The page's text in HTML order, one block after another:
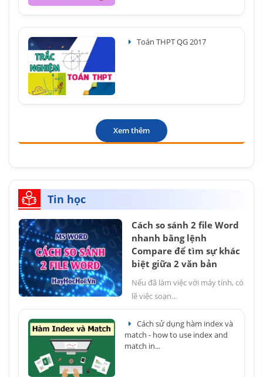
Toán THPT QG 2017
Xem thêm
Tin học
Cách so sánh 2 file Word
nhanh bằng lệnh
Compare để tìm sự khác
biệt giữa 2 văn bản
Nếu đã làm việc với máy tính, có
lẽ việc soạn...
Cách sử dụng hàm index và
match - how to use index and
match in...